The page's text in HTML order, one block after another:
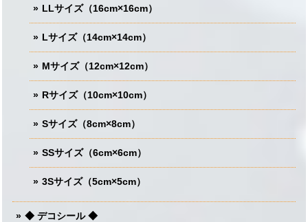
LLサイズ（16cm×16cm）
Lサイズ（14cm×14cm）
Mサイズ（12cm×12cm）
Rサイズ（10cm×10cm）
Sサイズ（8cm×8cm）
SSサイズ（6cm×6cm）
3Sサイズ（5cm×5cm）
◆ デコシール ◆